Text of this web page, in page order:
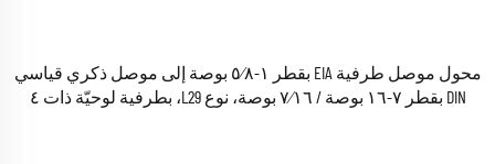
محول موصل طرفية EIA بقطر ١-٥⁄٨ بوصة إلى موصل ذكري قياسي
DIN بقطر ٧-١٦ بوصة / ٧⁄١٦ بوصة، نوع L29، بطرفية لوحيّة ذات ٤